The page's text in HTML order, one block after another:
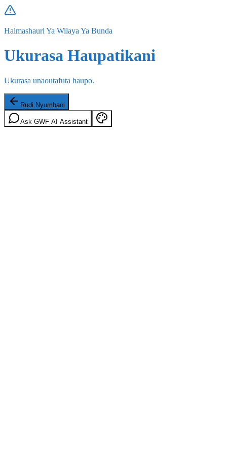
Halmashauri Ya Wilaya Ya Bunda
Ukurasa Haupatikani
Ukurasa unaoutafuta haupo.
Rudi Nyumbani
Ask GWF AI Assistant